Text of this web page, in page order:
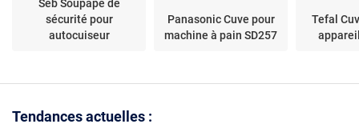
Seb Soupape de
sécurité pour
autocuiseur
Panasonic Cuve pour
machine à pain SD257
Tefal
Tendances actuelles :